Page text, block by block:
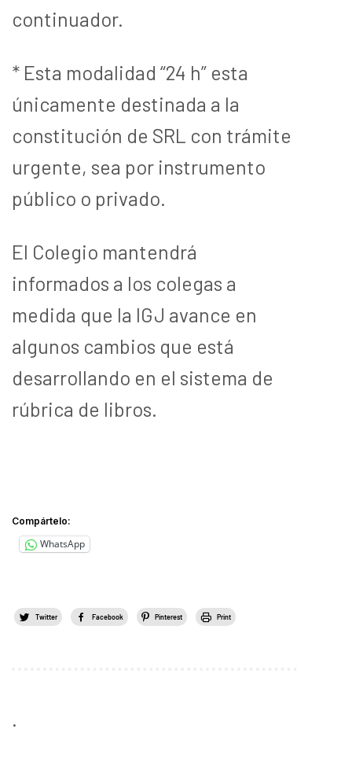
continuador.
* Esta modalidad “24 h” esta
únicamente destinada a la
constitución de SRL con trámite
urgente, sea por instrumento
público o privado.
El Colegio mantendrá
informados a los colegas a
medida que la IGJ avance en
algunos cambios que está
desarrollando en el sistema de
rúbrica de libros.
Compártelo:
WhatsApp
Twitter Facebook Pinterest Print
.